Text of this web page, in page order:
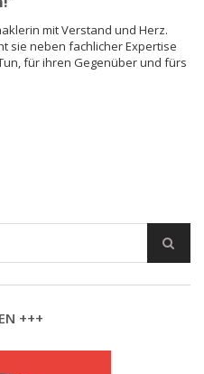
mit Verstand und Herz.
sie neben fachlicher Expertise
für ihren Gegenüber und fürs
+++